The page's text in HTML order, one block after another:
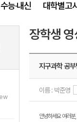
수능·내신 대학별고
장학생
지구과학 공부
이름 : 박준영
안녕하세요 여러분